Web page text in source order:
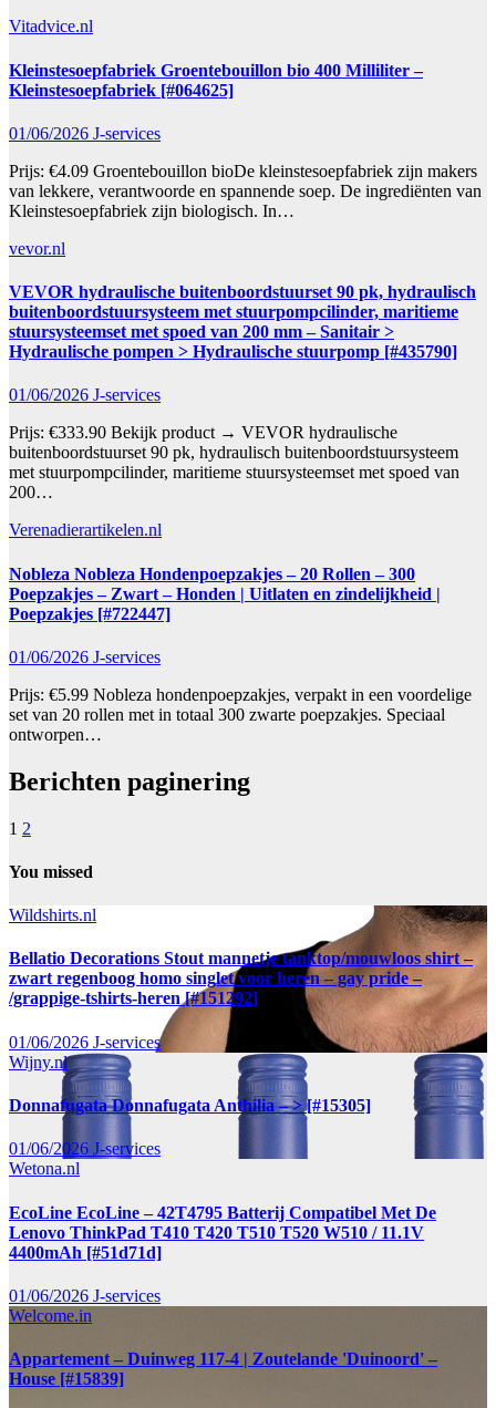
Vitadvice.nl
Kleinstesoepfabriek Groentebouillon bio 400 Milliliter –
Kleinstesoepfabriek [#064625]
01/06/2026 J-services
Prijs: €4.09 Groentebouillon bioDe kleinstesoepfabriek zijn makers
van lekkere, verantwoorde en spannende soep. De ingrediënten van
Kleinstesoepfabriek zijn biologisch. In…
vevor.nl
VEVOR hydraulische buitenboordstuurset 90 pk, hydraulisch
buitenboordstuursysteem met stuurpompcilinder, maritieme
stuursysteemset met spoed van 200 mm – Sanitair >
Hydraulische pompen > Hydraulische stuurpomp [#435790]
01/06/2026 J-services
Prijs: €333.90 Bekijk product → VEVOR hydraulische
buitenboordstuurset 90 pk, hydraulisch buitenboordstuursysteem
met stuurpompcilinder, maritieme stuursysteemset met spoed van
200…
Verenadierartikelen.nl
Nobleza Nobleza Hondenpoepzakjes – 20 Rollen – 300
Poepzakjes – Zwart – Honden | Uitlaten en zindelijkheid |
Poepzakjes [#722447]
01/06/2026 J-services
Prijs: €5.99 Nobleza hondenpoepzakjes, verpakt in een voordelige
set van 20 rollen met in totaal 300 zwarte poepzakjes. Speciaal
ontworpen…
Berichten paginering
1 2
You missed
Wildshirts.nl
Bellatio Decorations Stout mannetje tanktop/mouwloos shirt –
zwart regenboog homo singlet voor heren – gay pride –
/grappige-tshirts-heren [#151292]
01/06/2026 J-services
Wijny.nl
Donnafugata Donnafugata Anthilia – > [#15305]
01/06/2026 J-services
Wetona.nl
EcoLine EcoLine – 42T4795 Batterij Compatibel Met De
Lenovo ThinkPad T410 T420 T510 T520 W510 / 11.1V
4400mAh [#51d71d]
01/06/2026 J-services
Welcome.in
Appartement – Duinweg 117-4 | Zoutelande 'Duinoord' –
House [#15839]